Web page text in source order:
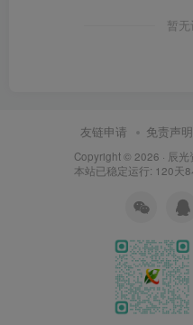
暂
友链申请 免责声明
Copyright © 2026 · 辰光
本站已稳定运行: 120天